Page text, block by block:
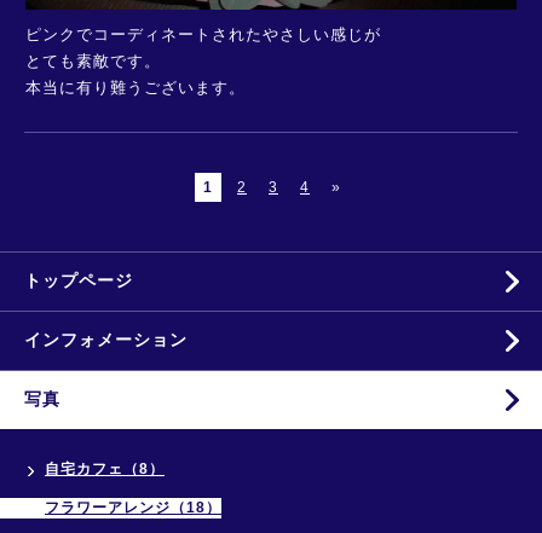
ピンクでコーディネートされたやさしい感じが
とても素敵です。
本当に有り難うございます。
1 2 3 4 »
トップページ
インフォメーション
写真
自宅カフェ（8）
フラワーアレンジ（18）